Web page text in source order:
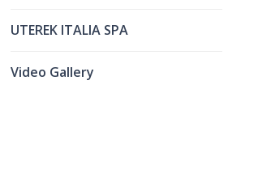
UTEREK ITALIA SPA
Video Gallery